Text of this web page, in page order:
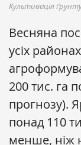
Культивація
Весняна
усіх
200 тис. га
прогнозу).
понад 110
менше, ніж